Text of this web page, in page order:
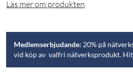
Läs mer om produkten
Medlemserbjudande: 20% på
vid köp av valfri nätverksprodukt.